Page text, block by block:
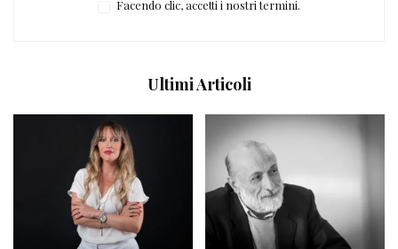
Facendo clic, accetti i nostri termini.
Ultimi Articoli